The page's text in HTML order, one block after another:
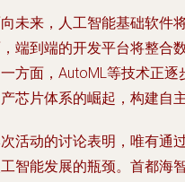
未来，人工智能基础软件
端到端的开发平台将整合
方面，AutoML等技术正
芯片体系的崛起，构建自
活动的讨论表明，唯有通
智能发展的瓶颈。首都海